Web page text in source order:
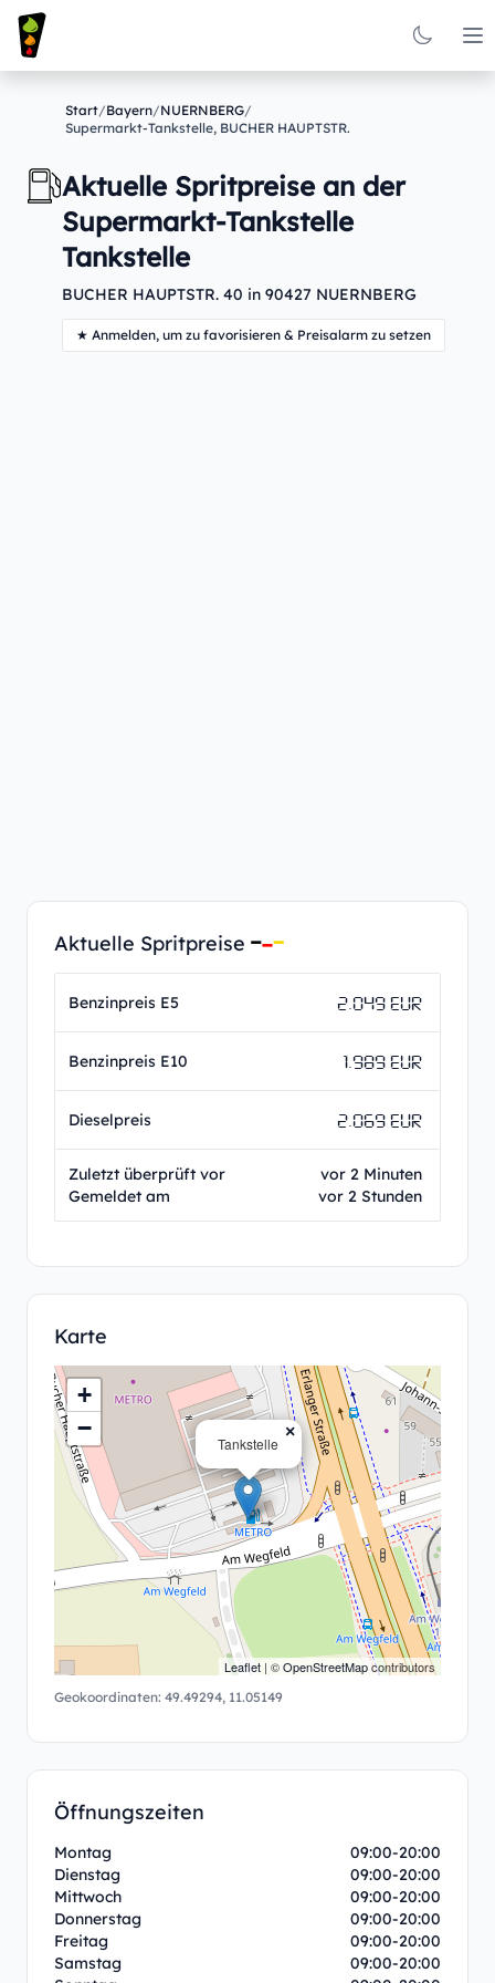
Start/Bayern/NUERNBERG/
Supermarkt-Tankstelle, BUCHER HAUPTSTR.
Aktuelle Spritpreise an der
Supermarkt-Tankstelle
Tankstelle
BUCHER HAUPTSTR. 40 in 90427 NUERNBERG
★ Anmelden, um zu favorisieren & Preisalarm zu setzen
Aktuelle Spritpreise
Benzinpreis E5 2.049 EUR
Benzinpreis E10 1.989 EUR
Dieselpreis 2.069 EUR
Zuletzt überprüft vor
Gemeldet am
vor 2 Minuten
vor 2 Stunden
Karte
Tankstelle
×
+
−
Leaflet | ©OpenStreetMapcontributors
Geokoordinaten: 49.49294, 11.05149
Öffnungszeiten
Montag
09:00-20:00
Dienstag
09:00-20:00
Mittwoch
09:00-20:00
Donnerstag
09:00-20:00
Freitag
09:00-20:00
Samstag
09:00-20:00